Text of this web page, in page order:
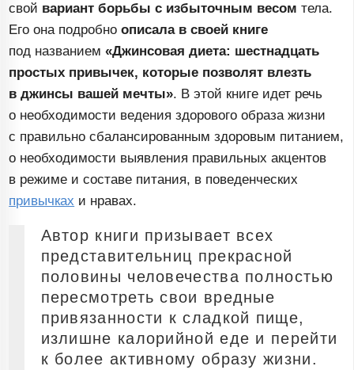
свой вариант борьбы с избыточным весом тела.
Его она подробно описала в своей книге
под названием«Джинсовая диета: шестнадцать
простых привычек, которые позволят влезть
в джинсы вашей мечты». В этой книге идет речь
о необходимости ведения здорового образа жизни
с правильно сбалансированным здоровым питанием,
о необходимости выявления правильных акцентов
в режиме и составе питания, в поведенческих
привычках и нравах.
Автор книги призывает всех
представительниц прекрасной
половины человечества полностью
пересмотреть свои вредные
привязанности к сладкой пище,
излишне калорийной еде и перейти
к более активному образу жизни.